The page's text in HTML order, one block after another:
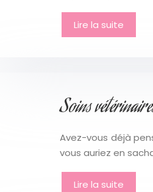
Lire la suite
Soins
Avez-vous déjà
vous auriez en
Lire la suite